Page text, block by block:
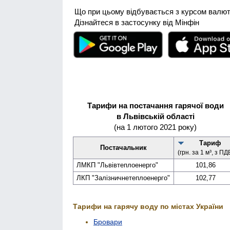
Що при цьому відбувається з курсом
Дізнайтеся в застосунку від Мінфін
Тарифи на постачання гарячої води
в Львівській області
(на 1 лютого 2021 року)
Постачальник
Тариф
(грн. за 1 м³, з
ЛМКП "Львів­теплоенерго"
101,86
ЛКП "Залізничне­теплоенерго"
102,77
Тарифи на гарячу воду по містах України
Бровари